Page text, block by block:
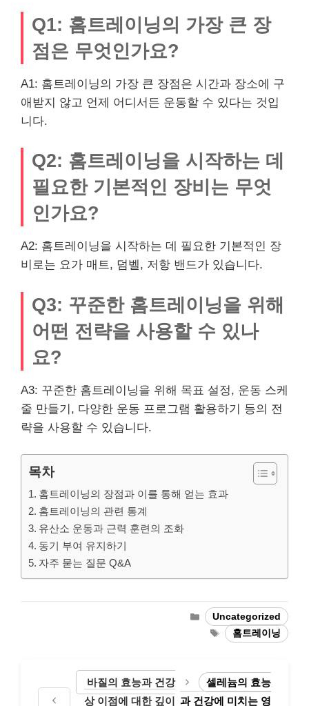
Q1: 홈트레이닝의 가장 큰 장
점은 무엇인가요?
A1: 홈트레이닝의 가장 큰 장점은 시간과 장소에 구
애받지 않고 언제 어디서든 운동할 수 있다는 것입
니다.
Q2: 홈트레이닝을 시작하는 데
필요한 기본적인 장비는 무엇
인가요?
A2: 홈트레이닝을 시작하는 데 필요한 기본적인 장
비로는 요가 매트, 덤벨, 저항 밴드가 있습니다.
Q3: 꾸준한 홈트레이닝을 위해
어떤 전략을 사용할 수 있나
요?
A3: 꾸준한 홈트레이닝을 위해 목표 설정, 운동 스케
줄 만들기, 다양한 운동 프로그램 활용하기 등의 전
략을 사용할 수 있습니다.
목차
홈트레이닝의 장점과 이를 통해 얻는 효과
홈트레이닝의 관련 통계
유산소 운동과 근력 훈련의 조화
동기 부여 유지하기
자주 묻는 질문 Q&A
Categories
Uncategorized
Tags홈트레이닝
바질의 효능과 건강
상 이점에 대한 깊이
셀레늄의 효능
과 건강에 미치는 영